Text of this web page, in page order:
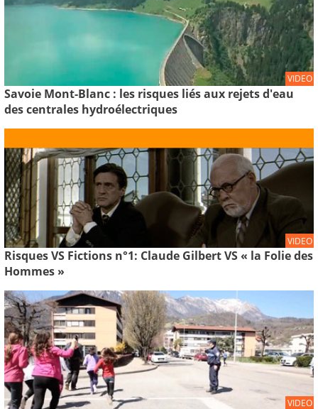
VIDEO
Savoie Mont-Blanc : les risques liés aux rejets d'eau
des centrales hydroélectriques
VIDEO
Risques VS Fictions n°1: Claude Gilbert VS « la Folie des
Hommes »
VIDEO